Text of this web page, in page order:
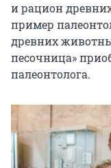
и рацион
пример
древних
песочница»
палеонтолога.